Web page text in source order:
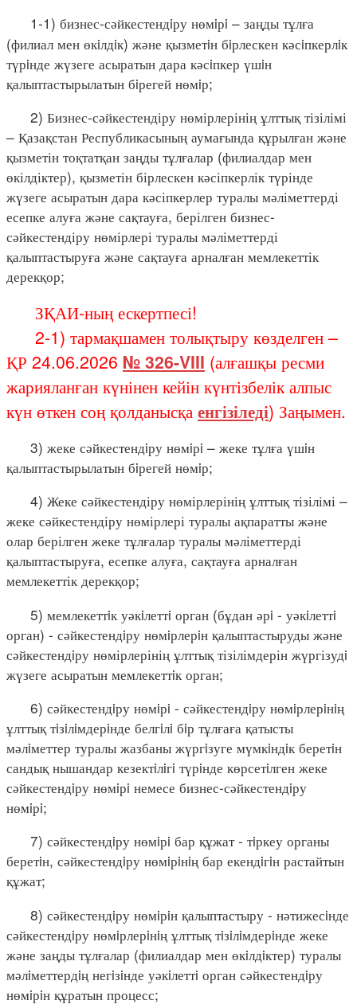
1-1) бизнес-сәйкестендiру нөмiрi – заңды тұлға
(филиал мен өкiлдiк) және қызметiн бiрлескен кәсiпкерлiк
түрiнде жүзеге асыратын дара кәсiпкер үшiн
қалыптастырылатын бiрегей нөмiр;
2) Бизнес-сәйкестендіру нөмірлерінің ұлттық тізілімі
– Қазақстан Республикасының аумағында құрылған және
қызметін тоқтатқан заңды тұлғалар (филиалдар мен
өкілдіктер), қызметін бірлескен кәсіпкерлік түрінде
жүзеге асыратын дара кәсіпкерлер туралы мәліметтерді
есепке алуға және сақтауға, берілген бизнес-
сәйкестендіру нөмірлері туралы мәліметтерді
қалыптастыруға және сақтауға арналған мемлекеттік
дерекқор;
ЗҚАИ-ның ескертпесі!
2-1) тармақшамен толықтыру көзделген –
ҚР 24.06.2026 № 326-VIII (алғашқы ресми
жарияланған күнінен кейін күнтізбелік алпыс
күн өткен соң қолданысқа енгізіледі) Заңымен.
3) жеке сәйкестендiру нөмiрi – жеке тұлға үшiн
қалыптастырылатын бiрегей нөмiр;
4) Жеке сәйкестендіру нөмірлерінің ұлттық тізілімі –
жеке сәйкестендіру нөмірлері туралы ақпаратты және
олар берілген жеке тұлғалар туралы мәліметтерді
қалыптастыруға, есепке алуға, сақтауға арналған
мемлекеттік дерекқор;
5) мемлекеттiк уәкiлеттi орган (бұдан әрi - уәкiлеттi
орган) - сәйкестендiру нөмiрлерiн қалыптастыруды және
сәйкестендiру нөмірлерінің ұлттық тізілімдерін жүргізудi
жүзеге асыратын мемлекеттiк орган;
6) сәйкестендiру нөмiрi - сәйкестендiру нөмiрлерiнiң
ұлттық тiзiлiмдерiнде белгiлi бiр тұлғаға қатысты
мәлiметтер туралы жазбаны жүргiзуге мүмкiндiк беретiн
сандық нышандар кезектiлiгi түрiнде көрсетiлген жеке
сәйкестендiру нөмiрi немесе бизнес-сәйкестендiру
нөмiрi;
7) сәйкестендiру нөмiрi бар құжат - тiркеу органы
беретiн, сәйкестендiру нөмiрiнiң бар екендiгiн растайтын
құжат;
8) сәйкестендiру нөмiрiн қалыптастыру - нәтижесiнде
сәйкестендiру нөмiрлерiнiң ұлттық тiзiлiмдерiнде жеке
және заңды тұлғалар (филиалдар мен өкiлдiктер) туралы
мәлiметтердiң негiзiнде уәкiлеттi орган сәйкестендiру
нөмiрiн құратын процесс;